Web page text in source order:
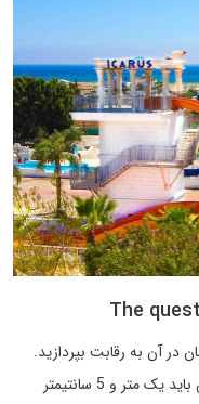
در آن به رقابت بپردازید.
حداقل قد افراد برای استفاده از سرسره هراکلس باید یک متر و 5 سانتیمتر